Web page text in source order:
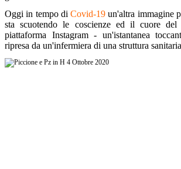
Oggi in tempo di Covid-19 un'altra immagine
sta scuotendo le coscienze ed il cuore
piattaforma Instagram - un'istantanea
ripresa da un'infermiera di una struttura